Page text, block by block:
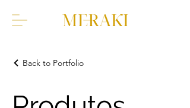
Back to Portfolio